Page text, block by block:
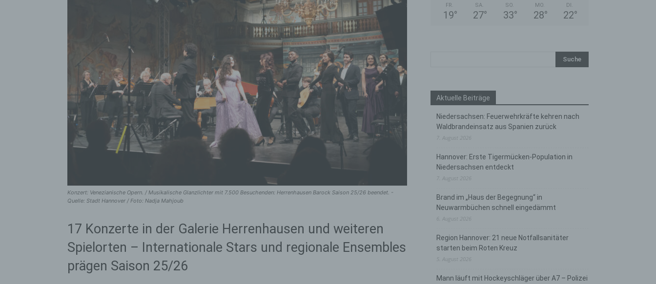
Konzert: Venezianische Opern. / Musikalische Glanzlichter mit 7.500 Besuchenden: Herrenhausen Barock Saison 25/26 beendet. -
Quelle: Stadt Hannover / Foto: Nadja Mahjoub
17 Konzerte in der Galerie Herrenhausen und weiteren
Spielorten – Internationale Stars und regionale Ensembles
prägen Saison 25/26
FR.
19°
SA.
27°
SO.
33°
MO.
28°
DI.
22°
Aktuelle Beiträge
Niedersachsen: Feuerwehrkräfte kehren nach
Waldbrandeinsatz aus Spanien zurück
7. August 2026
Hannover: Erste Tigermücken-Population in
Niedersachsen entdeckt
7. August 2026
Brand im „Haus der Begegnung“ in
Neuwarmbüchen schnell eingedämmt
6. August 2026
Region Hannover: 21 neue Notfallsanitäter
starten beim Roten Kreuz
5. August 2026
Mann läuft mit Hockeyschläger über A7 – Polizei